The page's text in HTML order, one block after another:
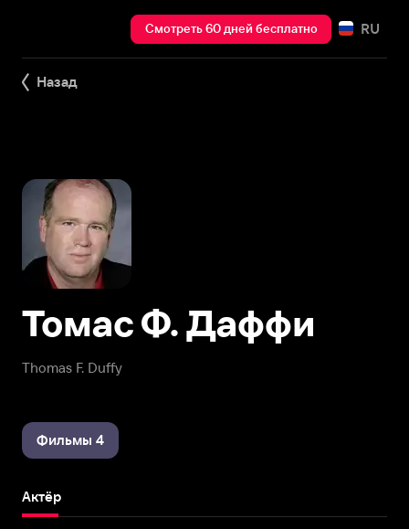
Смотреть 60 дней бесплатно RU
Назад
Thomas F. Duffy
Томас Ф. Даффи
Фильмы 4
Актёр